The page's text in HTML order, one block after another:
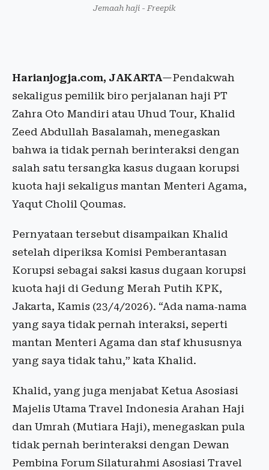
Jemaah haji - Freepik
Harianjogja.com, JAKARTA—Pendakwah
sekaligus pemilik biro perjalanan haji PT
Zahra Oto Mandiri atau Uhud Tour, Khalid
Zeed Abdullah Basalamah, menegaskan
bahwa ia tidak pernah berinteraksi dengan
salah satu tersangka kasus dugaan korupsi
kuota haji sekaligus mantan Menteri Agama,
Yaqut Cholil Qoumas.
Pernyataan tersebut disampaikan Khalid
setelah diperiksa Komisi Pemberantasan
Korupsi sebagai saksi kasus dugaan korupsi
kuota haji di Gedung Merah Putih KPK,
Jakarta, Kamis (23/4/2026). “Ada nama‑nama
yang saya tidak pernah interaksi, seperti
mantan Menteri Agama dan staf khususnya
yang saya tidak tahu,” kata Khalid.
Khalid, yang juga menjabat Ketua Asosiasi
Majelis Utama Travel Indonesia Arahan Haji
dan Umrah (Mutiara Haji), menegaskan pula
tidak pernah berinteraksi dengan Dewan
Pembina Forum Silaturahmi Asosiasi Travel